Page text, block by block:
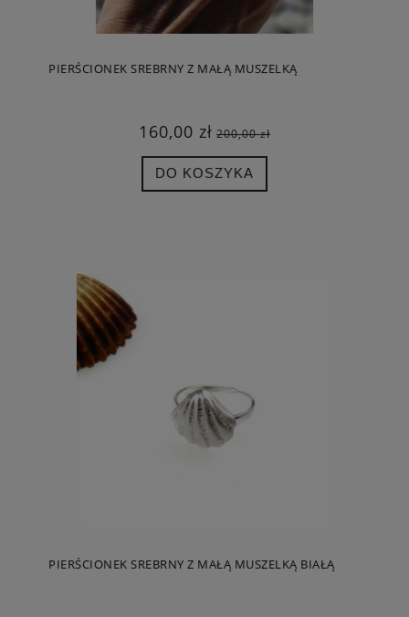
PIERŚCIONEK SREBRNY Z MAŁĄ MUSZELKĄ
160,00 zł 200,00 zł
DO KOSZYKA
PIERŚCIONEK SREBRNY Z MAŁĄ MUSZELKĄ BIAŁĄ